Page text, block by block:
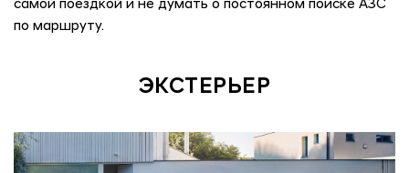
самой поездкой и не думать о постоянном поиске АЗС
по маршруту.
ЭКСТЕРЬЕР